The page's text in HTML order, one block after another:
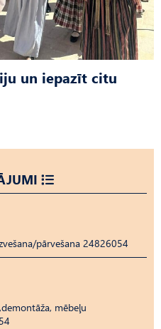
un iepazīt citu
pārvešana 24826054
mēbeļu